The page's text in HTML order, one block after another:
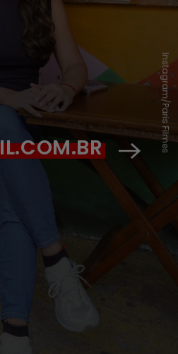
Instagram/Paris Filmes